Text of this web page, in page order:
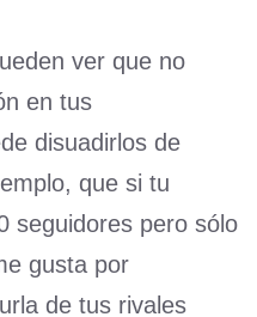
ver que no
en tus
disuadirlos de
que si tu
seguidores pero sólo
gusta por
de tus rivales